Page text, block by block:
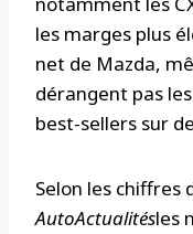
les marges plus
net de Mazda,
dérangent pas
best-sellers sur
Selon les chiffres
AutoActualitésles